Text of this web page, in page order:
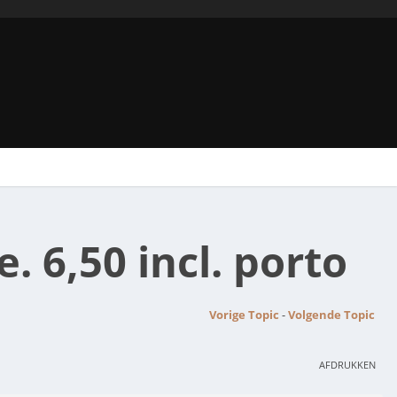
6,50 incl. porto
Vorige Topic -Volgende Topic
AFDRUKKEN